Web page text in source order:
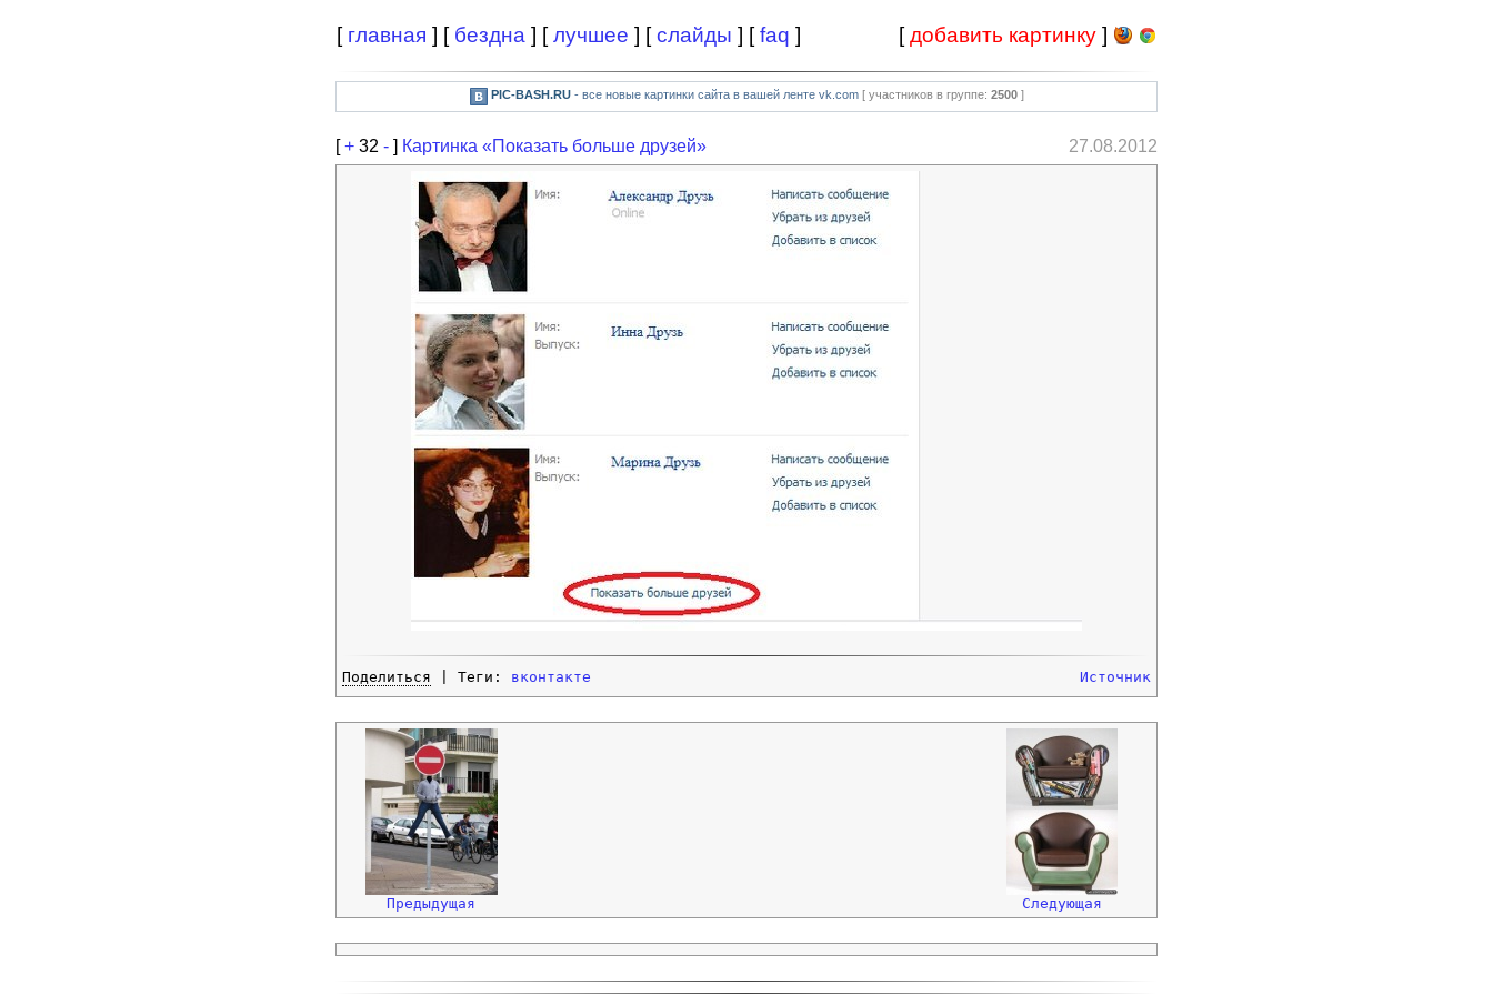
[ главная ] [ бездна ] [лучшее ] [слайды ] [faq ] [добавить картинку ]
PIC-BASH.RU- все новые картинки сайта в вашей ленте vk.com [ участников в группе: 2500]
[+ 32 - ] Картинка «Показать больше друзей» 27.08.2012
Источник
Поделиться | Теги: вконтакте
Предыдущая Следующая